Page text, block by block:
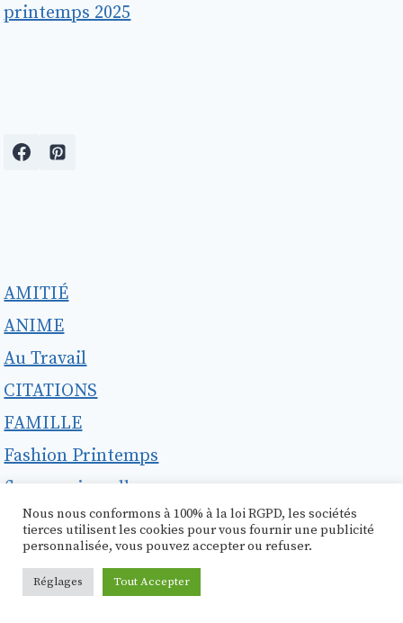
printemps 2025
AMITIÉ
ANIME
Au Travail
CITATIONS
FAMILLE
Fashion Printemps
flammes jumelles
HOROSCOPE
Langage corporel
Manifestation
Nous nous conformons à 100% à la loi RGPD, les sociétés
tierces utilisent les cookies pour vous fournir une publicité
personnalisée, vous pouvez accepter ou refuser.
Réglages Tout Accepter